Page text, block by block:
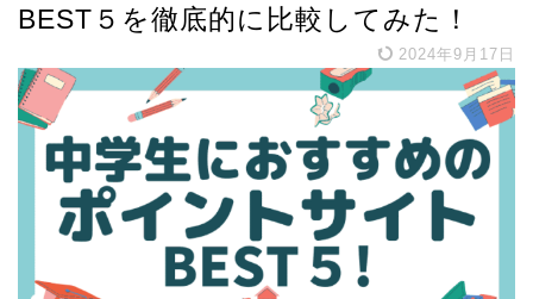
BEST５を徹底的に比較してみた！
2024年9月17日